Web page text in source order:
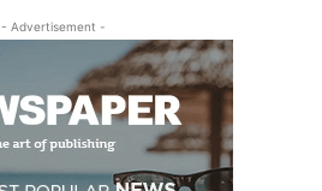
- Advertisement -